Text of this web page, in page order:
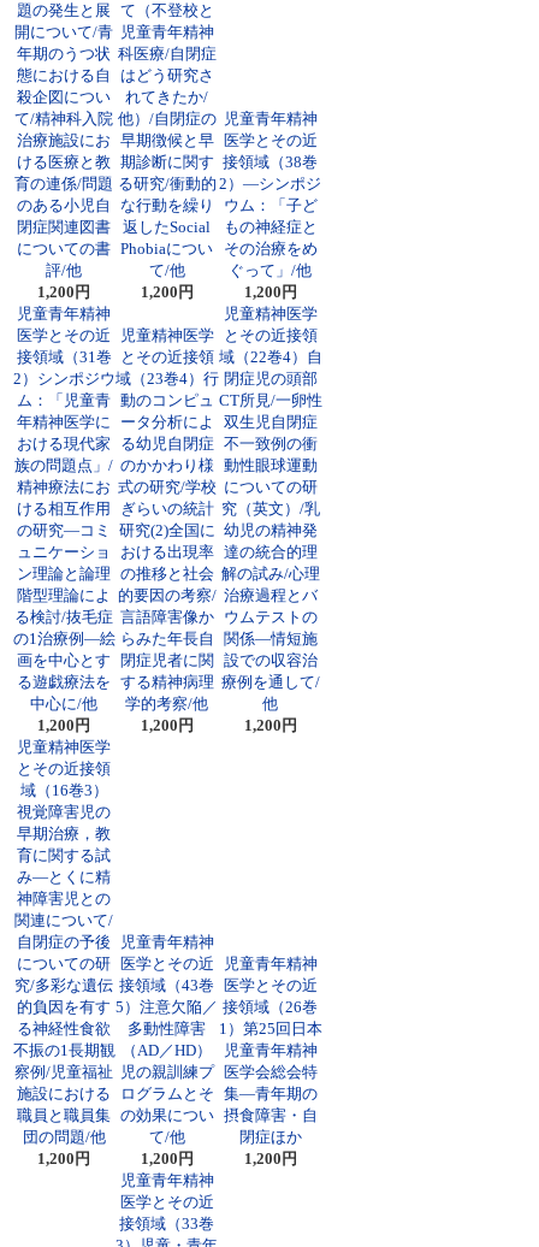
題の発生と展
開について/青
年期のうつ状
態における自
殺企図につい
て/精神科入院
治療施設にお
ける医療と教
育の連係/問題
のある小児自
閉症関連図書
についての書
評/他
1,200円
て（不登校と
児童青年精神
科医療/自閉症
はどう研究さ
れてきたか/
他）/自閉症の
早期徴候と早
期診断に関す
る研究/衝動的
な行動を繰り
返したSocial
Phobiaについ
て/他
1,200円
児童青年精神
医学とその近
接領域（38巻
2）―シンポジ
ウム：「子ど
もの神経症と
その治療をめ
ぐって」/他
1,200円
児童青年精神
医学とその近
接領域（31巻
2）シンポジウ
ム：「児童青
年精神医学に
おける現代家
族の問題点」/
精神療法にお
ける相互作用
の研究―コミ
ュニケーショ
ン理論と論理
階型理論によ
る検討/抜毛症
の1治療例―絵
画を中心とす
る遊戯療法を
中心に/他
1,200円
児童精神医学
とその近接領
域（23巻4）行
動のコンピュ
ータ分析によ
る幼児自閉症
のかかわり様
式の研究/学校
ぎらいの統計
研究(2)全国に
おける出現率
の推移と社会
的要因の考察/
言語障害像か
らみた年長自
閉症児者に関
する精神病理
学的考察/他
1,200円
児童精神医学
とその近接領
域（22巻4）自
閉症児の頭部
CT所見/一卵性
双生児自閉症
不一致例の衝
動性眼球運動
についての研
究（英文）/乳
幼児の精神発
達の統合的理
解の試み/心理
治療過程とバ
ウムテストの
関係―情短施
設での収容治
療例を通して/
他
1,200円
児童精神医学
とその近接領
域（16巻3）
視覚障害児の
早期治療，教
育に関する試
み―とくに精
神障害児との
関連について/
自閉症の予後
についての研
究/多彩な遺伝
的負因を有す
る神経性食欲
不振の1長期観
察例/児童福祉
施設における
職員と職員集
団の問題/他
1,200円
児童青年精神
医学とその近
接領域（43巻
5）注意欠陥／
多動性障害
（AD／HD）
児の親訓練プ
ログラムとそ
の効果につい
て/他
1,200円
児童青年精神
医学とその近
接領域（26巻
1）第25回日本
児童青年精神
医学会総会特
集―青年期の
摂食障害・自
閉症ほか
1,200円
児童青年精神
医学とその近
接領域（33巻